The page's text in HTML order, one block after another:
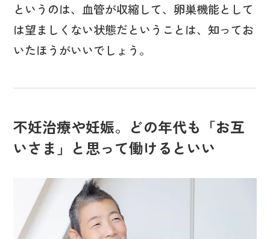
というのは、血管が収縮して、卵巣機能として
は望ましくない状態だということは、知ってお
いたほうがいいでしょう。
不妊治療や妊娠。どの年代も「お互
いさま」と思って働けるといい